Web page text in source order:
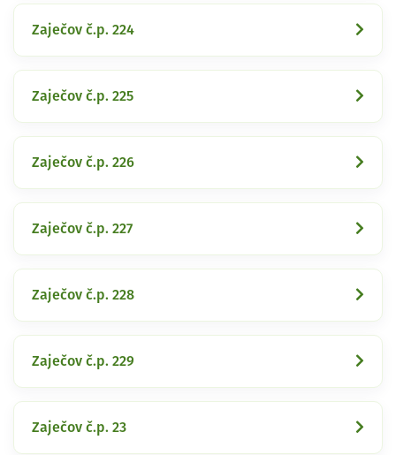
Zaječov č.p. 224
Zaječov č.p. 225
Zaječov č.p. 226
Zaječov č.p. 227
Zaječov č.p. 228
Zaječov č.p. 229
Zaječov č.p. 23